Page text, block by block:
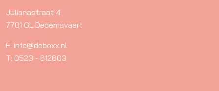
Julianastraat 4
7701 GL Dedemsvaart
E: info@deboxx.nl
T: 0523 - 612603